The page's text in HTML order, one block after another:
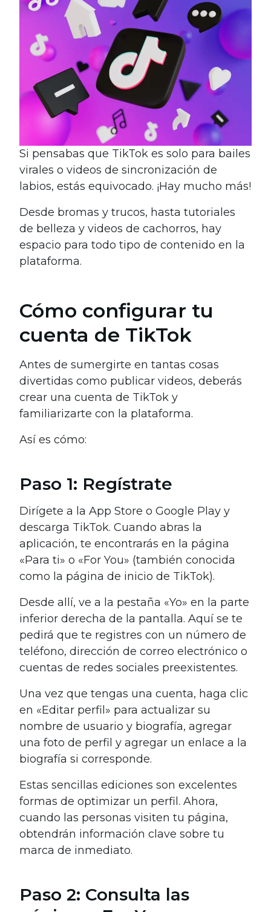
Si pensabas que TikTok es solo para bailes
virales o videos de sincronización de
labios, estás equivocado. ¡Hay mucho más!
Desde bromas y trucos, hasta tutoriales
de belleza y videos de cachorros, hay
espacio para todo tipo de contenido en la
plataforma.
Cómo configurar tu
cuenta de TikTok
Antes de sumergirte en tantas cosas
divertidas como publicar videos, deberás
crear una cuenta de TikTok y
familiarizarte con la plataforma.
Así es cómo:
Paso 1: Regístrate
Dirígete a la App Store o Google Play y
descarga TikTok. Cuando abras la
aplicación, te encontrarás en la página
«Para ti» o «For You» (también conocida
como la página de inicio de TikTok).
Desde allí, ve a la pestaña «Yo» en la parte
inferior derecha de la pantalla. Aquí se te
pedirá que te registres con un número de
teléfono, dirección de correo electrónico o
cuentas de redes sociales preexistentes.
Una vez que tengas una cuenta, haga clic
en «Editar perfil» para actualizar su
nombre de usuario y biografía, agregar
una foto de perfil y agregar un enlace a la
biografía si corresponde.
Estas sencillas ediciones son excelentes
formas de optimizar un perfil. Ahora,
cuando las personas visiten tu página,
obtendrán información clave sobre tu
marca de inmediato.
Paso 2: Consulta las